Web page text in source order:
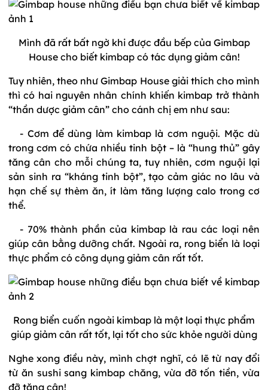
Mình đã rất bất ngờ khi được đầu bếp của Gimbap
House cho biết kimbap có tác dụng giảm cân!
Tuy nhiên, theo như Gimbap House giải thích cho mình
thì có hai nguyên nhân chính khiến kimbap trở thành
“thần dược giảm cân” cho cánh chị em như sau:
- Cơm để dùng làm kimbap là cơm nguội. Mặc dù
trong cơm có chứa nhiều tinh bột – là “hung thủ” gây
tăng cân cho mỗi chúng ta, tuy nhiên, cơm nguội lại
sản sinh ra “kháng tinh bột”, tạo cảm giác no lâu và
hạn chế sự thèm ăn, ít làm tăng lượng calo trong cơ
thể.
- 70% thành phần của kimbap là rau các loại nên
giúp cân bằng dưỡng chất. Ngoài ra, rong biển là loại
thực phẩm có công dụng giảm cân rất tốt.
Rong biển cuốn ngoài kimbap là một loại thực phẩm
giúp giảm cân rất tốt, lại tốt cho sức khỏe người dùng
Nghe xong điều này, mình chợt nghĩ, có lẽ từ nay đổi
từ ăn sushi sang kimbap chăng, vừa đỡ tốn tiền, vừa
đỡ tăng cân!